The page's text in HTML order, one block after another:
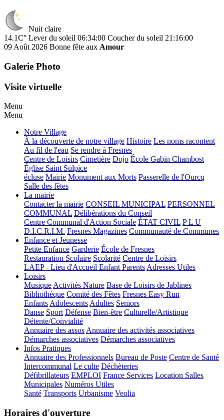
Nuit claire
14.1C° Lever du soleil 06:34:00 Coucher du soleil 21:16:00
09 Août 2026 Bonne fête aux Amour
Galerie Photo
Visite virtuelle
Menu
Menu
Notre Village
À la découverte de notre village Histoire Les noms racontent
Au fil de l'eau Se rendre à Fresnes
Centre de Loisirs Cimetière Dojo École Gabin Chambost
Église Saint Sulpice
écluse Mairie Monument aux Morts Passerelle de l'Ourcq
Salle des fêtes
La mairie
Contacter la mairie CONSEIL MUNICIPAL PERSONNEL
COMMUNAL Délibérations du Conseil
Centre Communal d'Action Sociale ÉTAT CIVIL P L U
D.I.C.R.I.M. Fresnes Magazines Communauté de Communes
Enfance et Jeunesse
Petite Enfance Garderie École de Fresnes
Restauration Scolaire Scolarité Centre de Loisirs
LAEP - Lieu d'Accueil Enfant Parents Adresses Utiles
Loisirs
Musique Activités Nature Base de Loisirs de Jablines
Bibliothèque Comité des Fêtes Fresnes Easy Run
Enfants Adolescents Adultes Seniors
Danse Sport Défense Bien-être Culturelle/Artistique
Détente/Convialité
Annuaire des assos Annuaire des activités associatives
Démarches associatives Démarches associatives
Infos Pratiques
Annuaire des Professionnels Bureau de Poste Centre de Santé
Intercommunal Le culte Déchèteries
Défibrillateurs EMPLOI France Services Location Salles
Municipales Numéros Utiles
Santé Transports Urbanisme Veolia
Horaires d'ouverture